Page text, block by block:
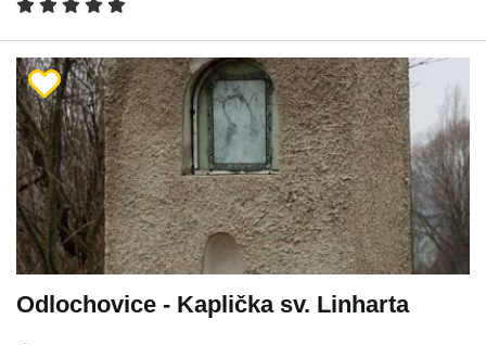
Odlochovice - Kaplička sv. Linharta